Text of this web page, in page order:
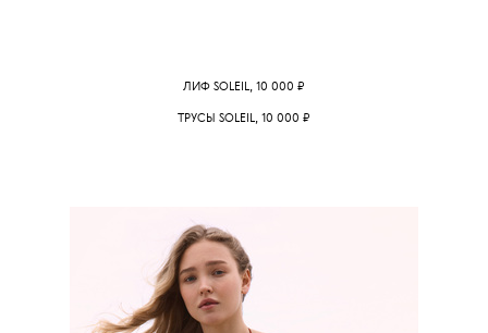
ЛИФ SOLEIL, 10 000 ₽
ТРУСЫ SOLEIL, 10 000 ₽